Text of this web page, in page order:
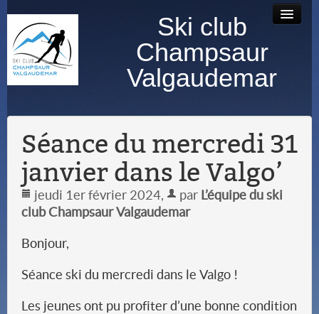
Ski club
Champsaur
Valgaudemar
Accueil Contact
photos
Séance du mercredi 31
janvier dans le Valgo’
jeudi 1er février 2024, par L’équipe du ski
club Champsaur Valgaudemar
Bonjour,
Séance ski du mercredi dans le Valgo !
Les jeunes ont pu profiter d’une bonne condition